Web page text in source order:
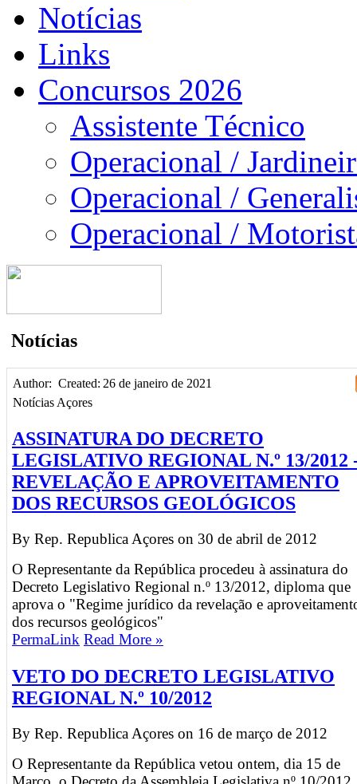
Notícias
Links
Concursos 2026
Assistente Técnico
Operacional /
Operacional /
Operacional /
Notícias
Author: Created: 26 de janeiro de 2021
Notícias Açores
ASSINATURA DO DECRETO
LEGISLATIVO REGIONAL N.º 13/2012
REVELAÇÃO E APROVEITAMENTO
DOS RECURSOS GEOLÓGICOS
By Rep. Republica Açores on 30 de abril de 2012
O Representante da República procedeu à assinatura do
Decreto Legislativo Regional n.º 13/2012, diploma que
aprova o "Regime jurídico da revelação e
dos recursos geológicos"
PermaLink Read More »
VETO DO DECRETO LEGISLATIVO
REGIONAL N.º 10/2012
By Rep. Republica Açores on 16 de março de 2012
O Representante da República vetou ontem, dia 15 de